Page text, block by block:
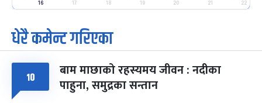
मंगल फाल्गुन २५, २०८३ Mar 9, 2027
७
आइत
पूर्णिमा व्रत
चैत्र ७, २०८३-Mar 21, 2027
८ फागुपूर्णिमा
चैत्र ८, २०८३-Mar 22, 2027
७ महिना बाँकी
16 17 18 19 20 21 22
धेरै कमेन्ट गरिएका
१० बाम माछाको रहस्यमय जीवन : नदीका
पाहुना, समुद्रका सन्तान